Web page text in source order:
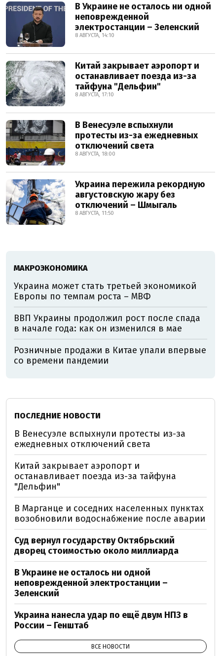
В Украине не осталось ни одной
неповрежденной
электростанции – Зеленский
8 АВГУСТА, 14:10
Китай закрывает аэропорт и
останавливает поезда из-за
тайфуна "Дельфин"
8 АВГУСТА, 17:10
В Венесуэле вспыхнули
протесты из-за ежедневных
отключений света
8 АВГУСТА, 18:00
Украина пережила рекордную
августовскую жару без
отключений – Шмыгаль
8 АВГУСТА, 11:50
МАКРОЭКОНОМИКА
Украина может стать третьей экономикой
Европы по темпам роста – МВФ
ВВП Украины продолжил рост после спада
в начале года: как он изменился в мае
Розничные продажи в Китае упали впервые
со времени пандемии
ПОСЛЕДНИЕ НОВОСТИ
В Венесуэле вспыхнули протесты из-за
ежедневных отключений света
Китай закрывает аэропорт и
останавливает поезда из-за тайфуна
"Дельфин"
В Марганце и соседних населенных пунктах
возобновили водоснабжение после аварии
Суд вернул государству Октябрьский
дворец стоимостью около миллиарда
В Украине не осталось ни одной
неповрежденной электростанции –
Зеленский
Украина нанесла удар по ещё двум НПЗ в
России – Генштаб
ВСЕ НОВОСТИ